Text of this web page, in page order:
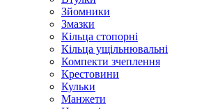
Зйомники
Змазки
Кільца стопорні
Кільца ущільнювальні
Компекти зчеплення
Крестовини
Кульки
Манжети